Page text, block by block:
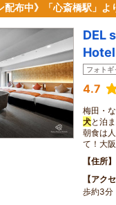
配布中》「心斎橋駅」
DEL
Hotel
フォトギ
4.7
梅田・
犬と泊
朝食は
て！大
住所
アク
歩約3分